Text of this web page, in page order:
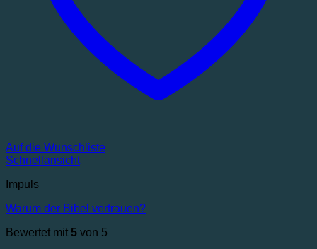
Auf die Wunschliste
Schnellansicht
Impuls
Warum der Bibel vertrauen?
Bewertet mit 5 von 5